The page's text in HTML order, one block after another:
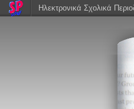
Ηλεκτρονικά Σχολικά